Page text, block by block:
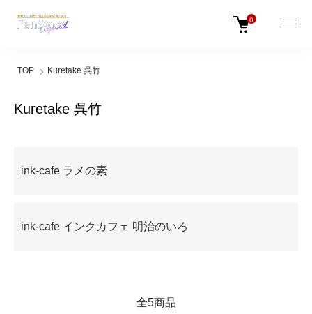
0
TOP Kuretake 呉竹
Kuretake 呉竹
ink-cafe ラメの素
ink-cafe インクカフェ 明治のいろ
全5商品